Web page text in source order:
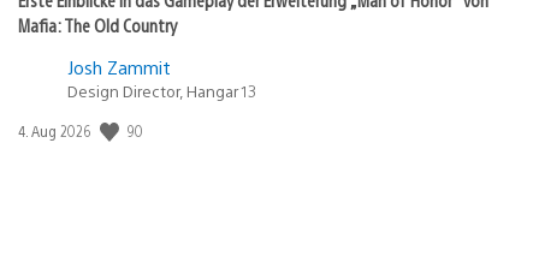
Mafia: The Old Country
Josh Zammit
Design Director, Hangar 13
Veröffentlichungsdatum:
4. Aug 2026 90